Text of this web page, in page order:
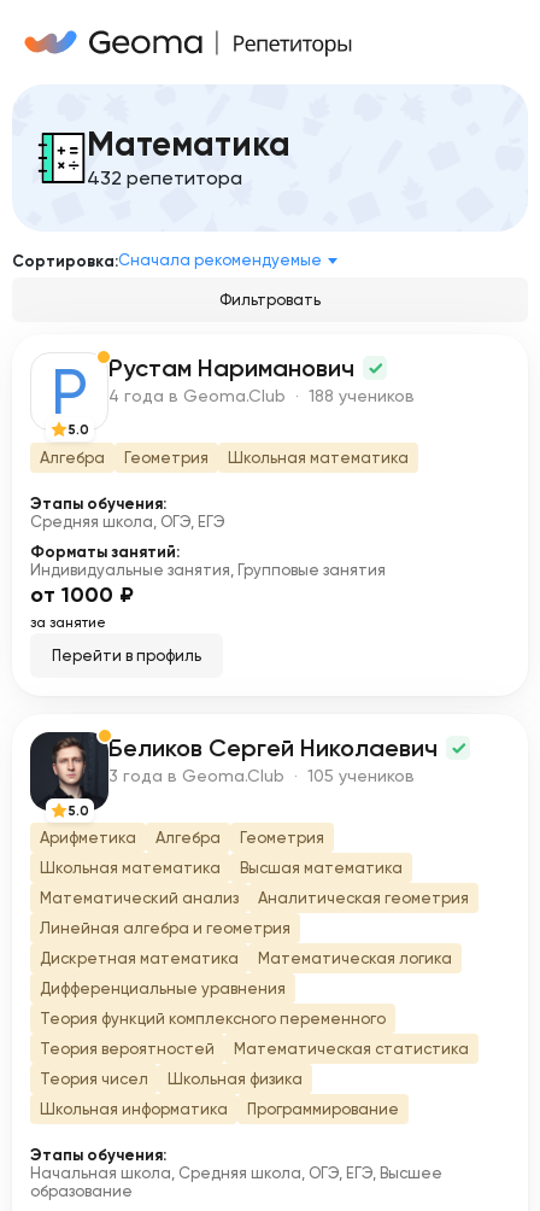
Математика
432 репетитора
Сортировка:Сначала рекомендуемые
Фильтровать
Р
5.0
Рустам Нариманович
4 года в Geoma.Club · 188 учеников
Алгебра Геометрия Школьная математика
Этапы обучения:
Средняя школа, ОГЭ, ЕГЭ
Форматы занятий:
Индивидуальные занятия, Групповые занятия
от 1000 ₽
за занятие
Перейти в профиль
Б
5.0
Беликов Сергей Николаевич
3 года в Geoma.Club · 105 учеников
Арифметика Алгебра
Геометрия
Школьная математика
Высшая математика
Математический анализ
Аналитическая геометрия
Линейная алгебра и геометрия
Дискретная математика
Математическая логика
Дифференциальные уравнения
Теория функций комплексного переменного
Теория вероятностей
Математическая статистика
Теория чисел
Школьная физика
Школьная информатика
Программирование
Этапы обучения:
Начальная школа, Средняя школа, ОГЭ, ЕГЭ, Высшее
образование